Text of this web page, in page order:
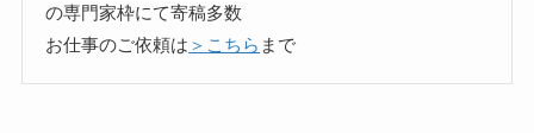
の専門家枠にて寄稿多数
お仕事のご依頼は ＞こちら まで